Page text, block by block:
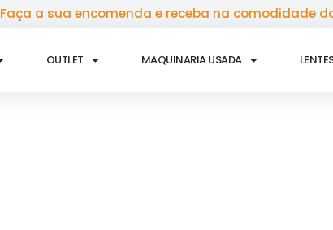
Faça a sua encomenda e receba na comodidade
OUTLET MAQUINARIA USADA